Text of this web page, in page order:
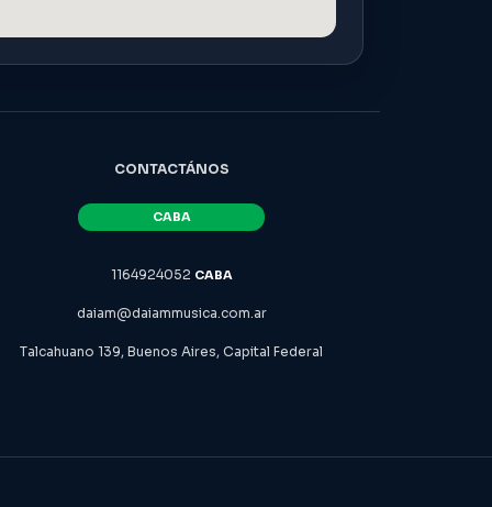
CONTACTÁNOS
1164924052
daiam@daiammusica.com.ar
Talcahuano 139, Buenos Aires, Capital Federal